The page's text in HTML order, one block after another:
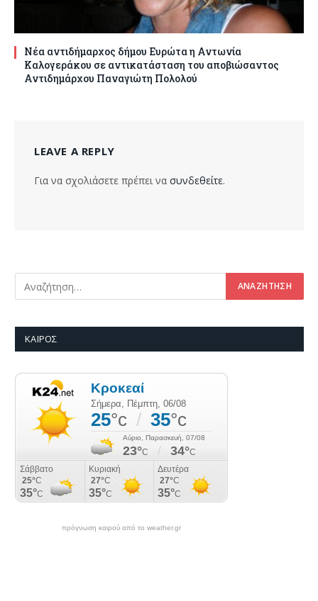
Νέα αντιδήμαρχος δήμου Ευρώτα η Αντωνία
Καλογεράκου σε αντικατάσταση του αποβιώσαντος
Αντιδημάρχου Παναγιώτη Πολολού
LEAVE A REPLY
Για να σχολιάσετε πρέπει να συνδεθείτε.
ΚΑΙΡΌΣ
πρόγνωση καιρού από το weather.gr